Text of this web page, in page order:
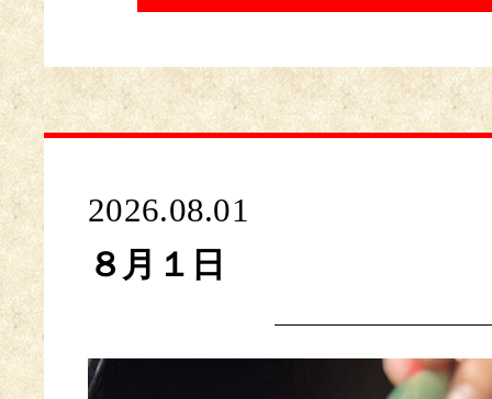
2026.08.01
８月１日